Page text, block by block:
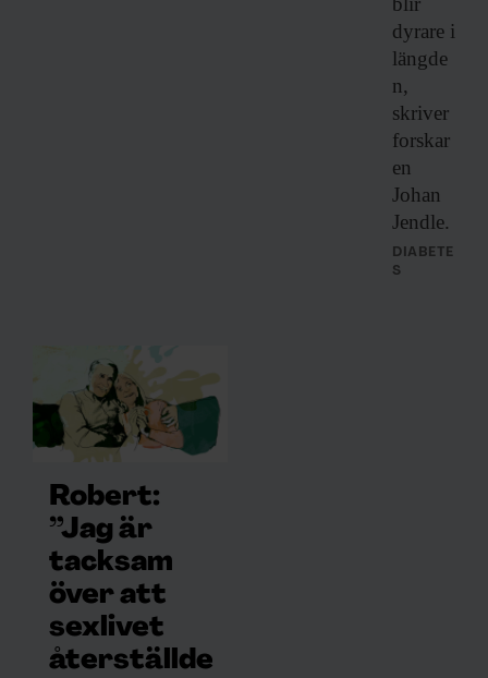
dyrare i
längde
n,
skriver
forskar
en
Johan
Jendle.
DIABETE
S
Robert:
”Jag är
tacksam
över att
sexlivet
återställde